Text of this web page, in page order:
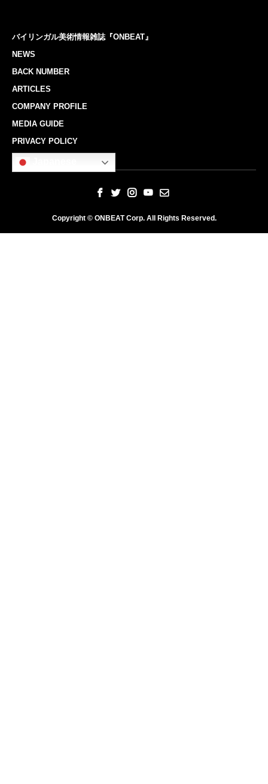
バイリンガル美術情報雑誌『ONBEAT』
NEWS
BACK NUMBER
ARTICLES
COMPANY PROFILE
MEDIA GUIDE
PRIVACY POLICY
Copyright © ONBEAT Corp. All Rights Reserved.